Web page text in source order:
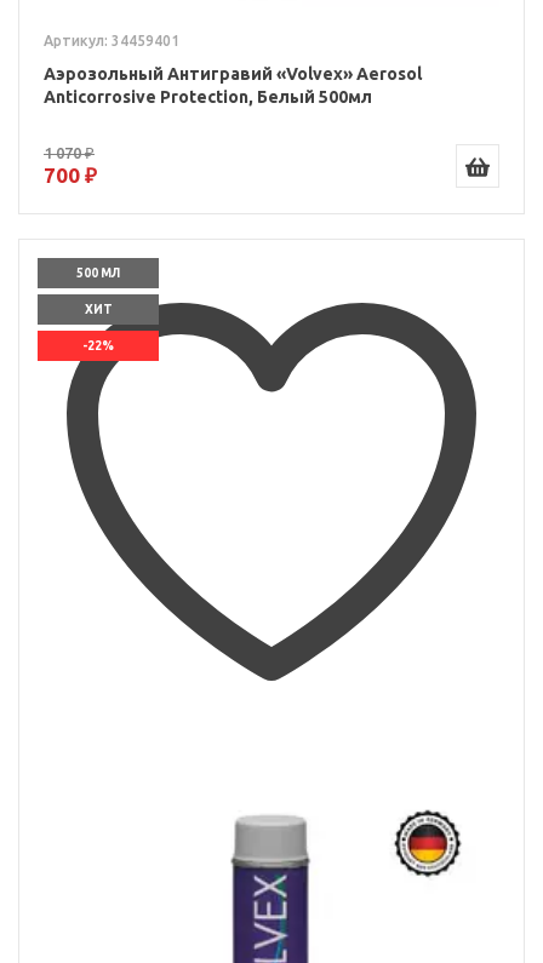
Артикул: 34459401
Аэрозольный Антигравий «Volvex» Aerosol
Anticorrosive Protection, Белый 500мл
1 070 ₽
700 ₽
500 МЛ
ХИТ
-22%